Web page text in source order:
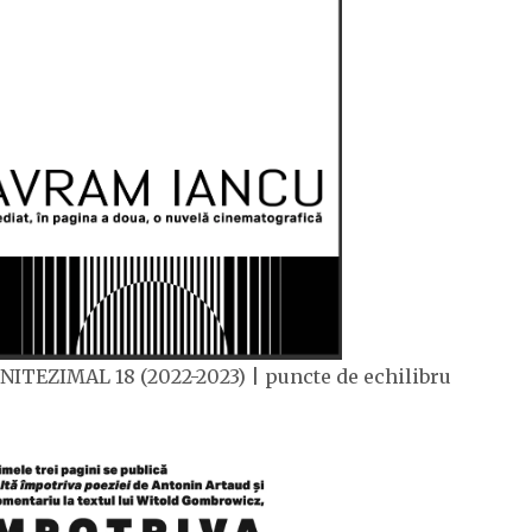
18 (2022-2023) | puncte de echilibru